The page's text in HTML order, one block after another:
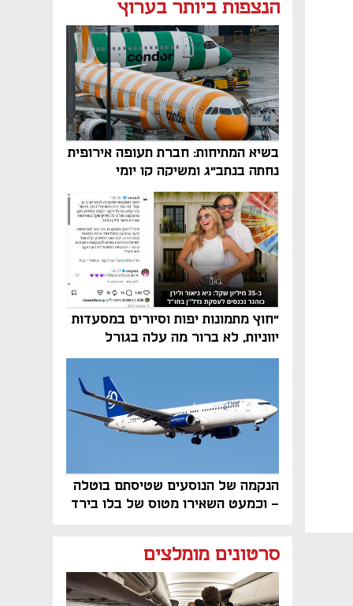
הנצפות ביותר בערוץ
בשיא המתיחות: חברת תעופה אירופית
נחתה בנתב"ג ומשיקה קו יומי
"חוץ מתמונות יפות וסיורים במסעדות
יווניות, לא ברור מה עלה בגורל
פרויקט הנדל"ן"
הנקמה של הנוסעים שטיסתם בוטלה
- וכמעט השאירו מטוס של בלו בירד
סרטונים מומלצים